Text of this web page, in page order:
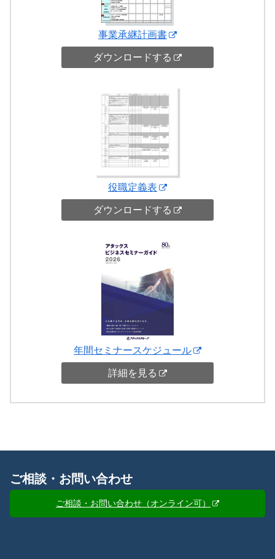
事業承継計画書
ダウンロードする
役職定義表
ダウンロードする
年間セミナースケジュール
詳細を見る
ご相談・お問い合わせ
ご相談・お問い合わせ（オンライン可）